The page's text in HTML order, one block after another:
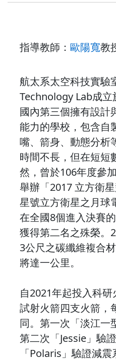
指導教師： 歐陽寬教
航太系太空科技實驗
Technology Lab成
國內第三個擁有設計
能力的學校，包含自
嘴、箭身、動態分析
時間不長，但在短短
然，曾於106年度參
舉辦「2017 立方衛
星號立方衛星之月球
在全國8個進入決賽
獲得第二名之殊榮。
3公尺之碳纖維複合
將達一公里。
自2021年起投入科
試射火箭四支火箭，
同。第一次「淡江一
第二次「Jessie」驗
「Polaris」驗證減